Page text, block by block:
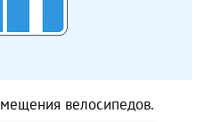
велосипедов.